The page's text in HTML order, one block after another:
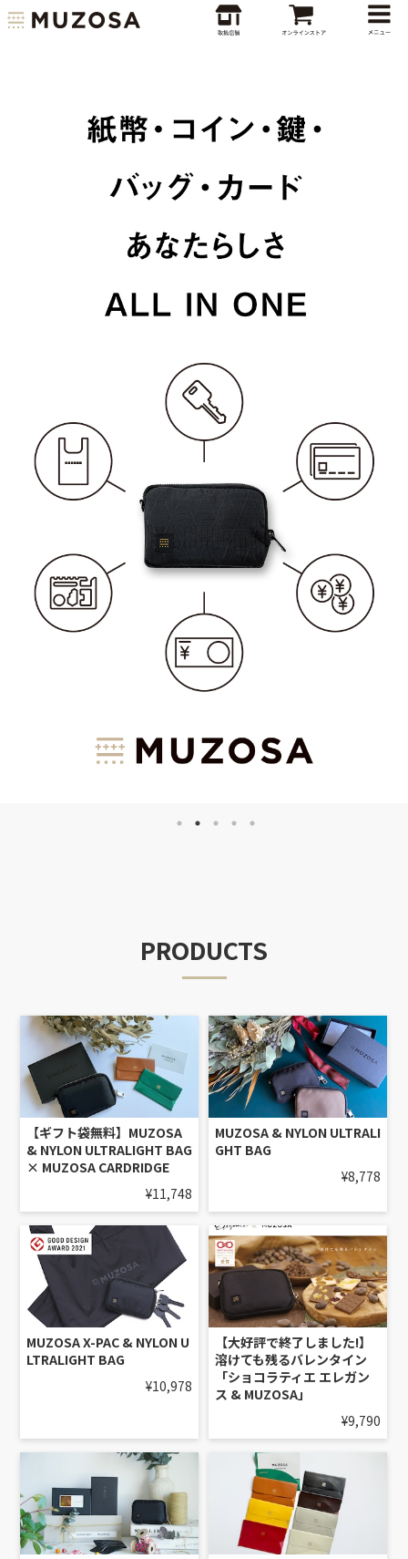
PRODUCTS
【ギフト袋無料】MUZOSA
& NYLON ULTRALIGHT BAG
× MUZOSA CARDRIDGE
¥11,748
MUZOSA & NYLON ULTRALI
GHT BAG
¥8,778
MUZOSA X-PAC & NYLON U
LTRALIGHT BAG
¥10,978
【大好評で終了しました!】
溶けても残るバレンタイン
「ショコラティエ エレガン
ス & MUZOSA」
¥9,790